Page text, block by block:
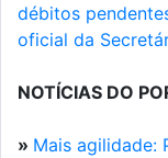
débitos
oficial da
NOTÍCIAS DO
» Mais agilidade: